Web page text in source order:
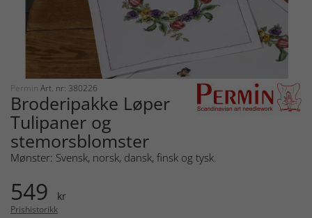
Permin Art. nr: 380226
Broderipakke Løper
Tulipaner og
stemorsblomster
Mønster: Svensk, norsk, dansk, finsk og tysk.
549 kr
Prishistorikk